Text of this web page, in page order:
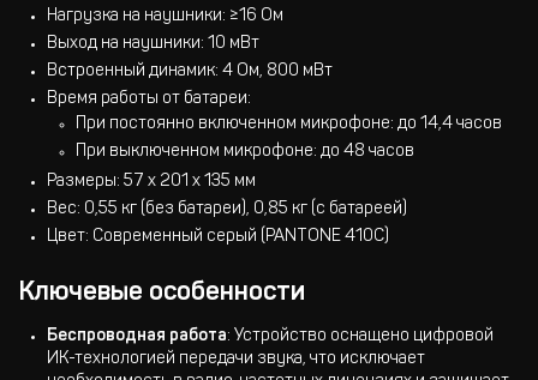
Нагрузка на наушники: ≥16 Ом
Выход на наушники: 10 мВт
Встроенный динамик: 4 Ом, 800 мВт
Время работы от батареи:
При постоянно включенном микрофоне: до 14,4 часов
При выключенном микрофоне: до 48 часов
Размеры: 57 x 201 x 135 мм
Вес: 0,55 кг (без батареи), 0,85 кг (с батареей)
Цвет: Современный серый (PANTONE 410C)
Ключевые особенности
Беспроводная работа: Устройство оснащено цифровой
ИК-технологией передачи звука, что исключает